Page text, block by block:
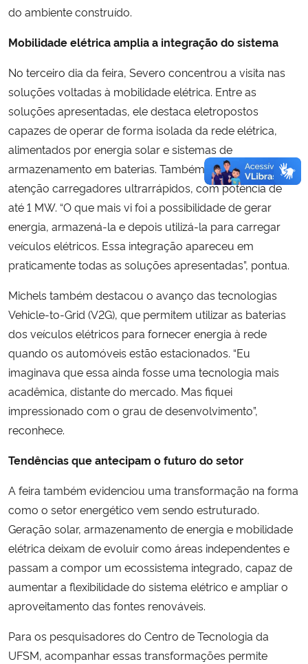
do ambiente construído.
Mobilidade elétrica amplia a integração do sistema
No terceiro dia da feira, Severo concentrou a visita nas
soluções voltadas à mobilidade elétrica. Entre as
soluções apresentadas, ele destaca eletropostos
capazes de operar de forma isolada da rede elétrica,
alimentados por energia solar e sistemas de
armazenamento em baterias. Também chamaram
atenção carregadores ultrarrápidos, com potência de
até 1 MW. “O que mais vi foi a possibilidade de gerar
energia, armazená-la e depois utilizá-la para carregar
veículos elétricos. Essa integração apareceu em
praticamente todas as soluções apresentadas”, pontua.
Michels também destacou o avanço das tecnologias
Vehicle-to-Grid (V2G), que permitem utilizar as baterias
dos veículos elétricos para fornecer energia à rede
quando os automóveis estão estacionados. “Eu
imaginava que essa ainda fosse uma tecnologia mais
acadêmica, distante do mercado. Mas fiquei
impressionado com o grau de desenvolvimento”,
reconhece.
Tendências que antecipam o futuro do setor
A feira também evidenciou uma transformação na forma
como o setor energético vem sendo estruturado.
Geração solar, armazenamento de energia e mobilidade
elétrica deixam de evoluir como áreas independentes e
passam a compor um ecossistema integrado, capaz de
aumentar a flexibilidade do sistema elétrico e ampliar o
aproveitamento das fontes renováveis.
Para os pesquisadores do Centro de Tecnologia da
UFSM, acompanhar essas transformações permite